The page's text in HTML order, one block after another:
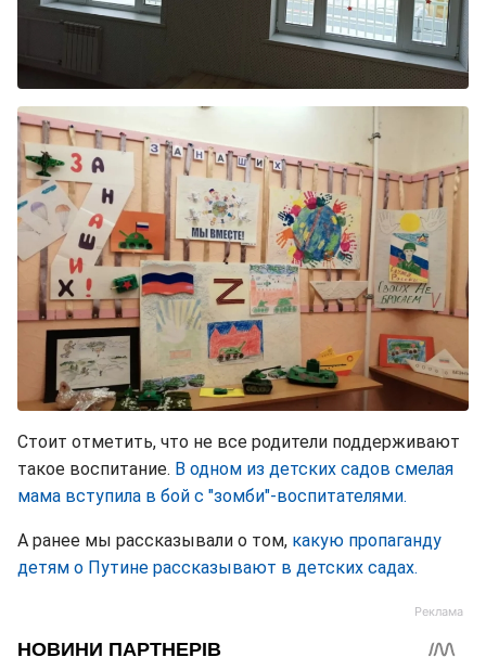
Стоит отметить, что не все родители поддерживают
такое воспитание. В одном из детских садов смелая
мама вступила в бой с "зомби"-воспитателями.
А ранее мы рассказывали о том, какую пропаганду
детям о Путине рассказывают в детских садах.